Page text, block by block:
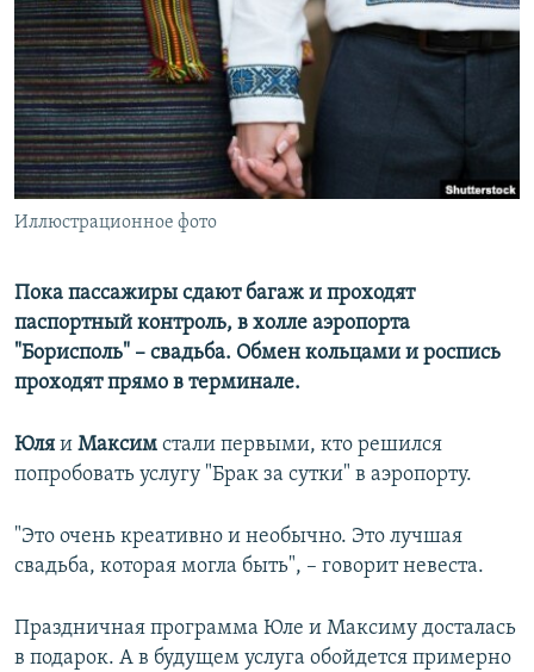
СОВЕТЫ ПРАВОЗАЩИТНИКОВ
ПРОПАВШИЕ БЕЗ ВЕСТИ
ПОБЕДИТЕЛЕЙ НЕ СУДЯТ?
КРЫМ.НЕПОКОРЕННЫЙ
ELIFBE
УКРАИНСКАЯ ПРОБЛЕМА КРЫМА
Qırımtatar
ПРИСОЕДИНЯЙТЕСЬ!
Иллюстрационное фото
Пока пассажиры сдают багаж и проходят
паспортный контроль, в холле аэропорта
"Борисполь" – свадьба. Обмен кольцами и роспись
проходят прямо в терминале.
Юля и Максим стали первыми, кто решился
попробовать услугу "Брак за сутки" в аэропорту.
"Это очень креативно и необычно. Это лучшая
свадьба, которая могла быть", – говорит невеста.
Праздничная программа Юле и Максиму досталась
в подарок. А в будущем услуга обойдется примерно